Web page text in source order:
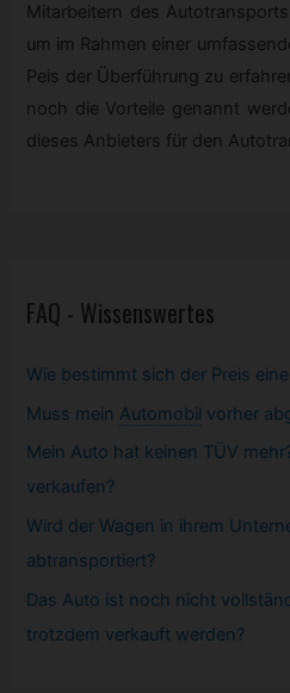
Mitarbeitern des
um im Rahmen einer
Peis der Überführung zu
noch die Vorteile genannt
dieses Anbieters für den
FAQ - Wissenswertes
Wie bestimmt sich der Preis
Muss mein Automobil vorher
Mein Auto hat keinen TÜV
verkaufen?
Wird der Wagen in ihrem
abtransportiert?
Das Auto ist noch nicht
trotzdem verkauft werden?